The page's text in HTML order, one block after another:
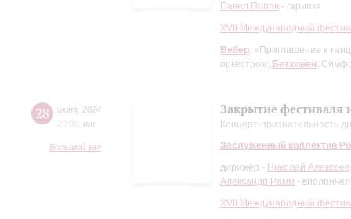
Павел Попов - скрипка
XVII Международный
Вебер: «Приглашение к
оркестром; Бетховен:
28 июня 2024
20:00 пт
Большой зал
Закрытие фестиваля
Концерт-признательность
Заслуженный коллектив
дирижёр - Николай Алексеев
Александр Рамм -
XVII Международный